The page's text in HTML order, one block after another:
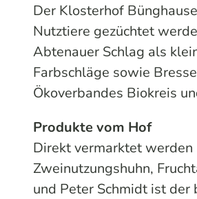
Der Klosterhof
Nutztiere gezüchtet
Abtenauer Schlag als
Farbschläge sowie
Ökoverbandes Biokreis
Produkte vom Hof
Direkt vermarktet werden
Zweinutzungshuhn,
und Peter Schmidt ist der